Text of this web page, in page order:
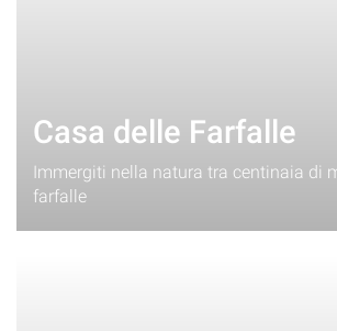
Casa delle Farfalle
Immergiti nella natura tra centinaia di
farfalle